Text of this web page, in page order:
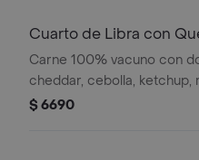
Cuarto de Libra con
Carne 100% vacuno con
cheddar, cebolla, ketchup,
pepinillos.
$ 6690